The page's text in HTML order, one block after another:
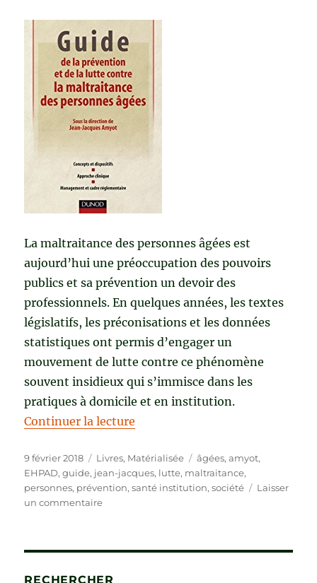
La maltraitance des personnes âgées est
aujourd’hui une préoccupation des pouvoirs
publics et sa prévention un devoir des
professionnels. En quelques années, les textes
législatifs, les préconisations et les données
statistiques ont permis d’engager un
mouvement de lutte contre ce phénomène
souvent insidieux qui s’immisce dans les
pratiques à domicile et en institution.
Continuer la lecture
Publié
le
9 février 2018 Catégories
Livres, Matérialisée Étiquettes
âgées,amyot,
EHPAD,guide, jean-jacques, lutte, maltraitance,
personnes, prévention,santé institution,société
Laisser
un commentairesur
ET
RECHERCHER